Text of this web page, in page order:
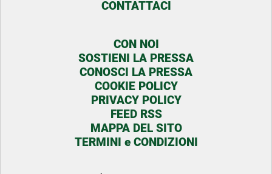
CONTATTACI
CON NOI
SOSTIENI LA PRESSA
CONOSCI LA PRESSA
COOKIE POLICY
PRIVACY POLICY
FEED RSS
MAPPA DEL SITO
TERMINI e CONDIZIONI